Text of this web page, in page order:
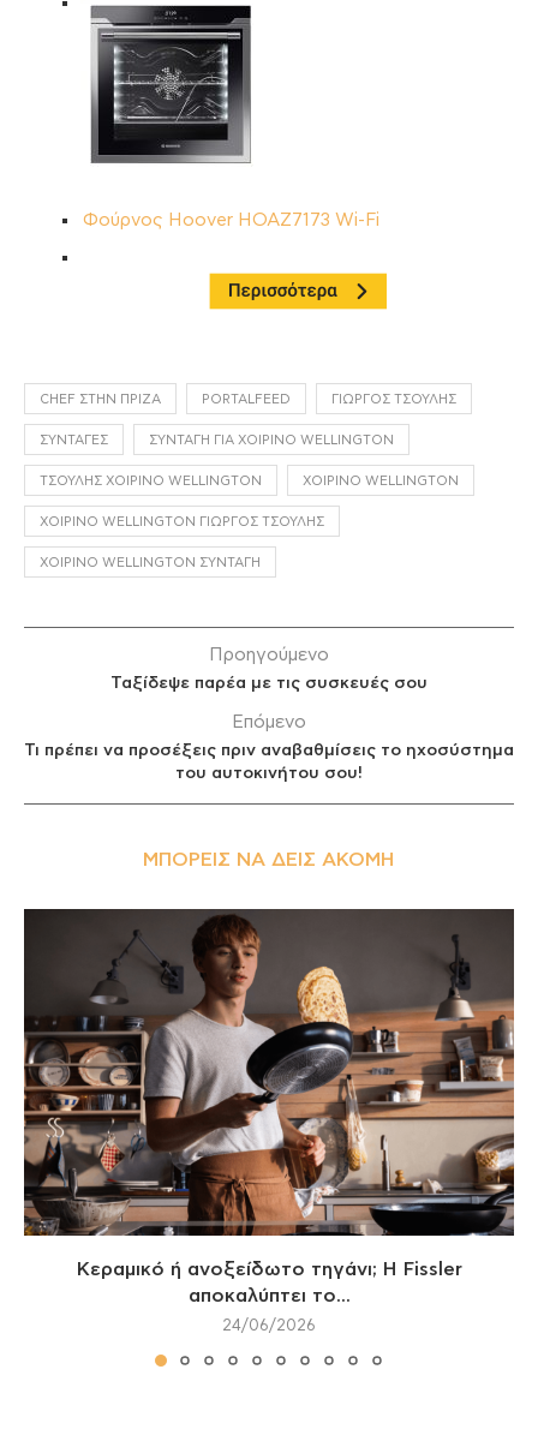
Φούρνος Hoover HOAZ7173 Wi-Fi
CHEF ΣΤΗΝ ΠΡΊΖΑ PORTALFEED ΓΙΏΡΓΟΣ ΤΣΟΎΛΗΣ
ΣΥΝΤΑΓΈΣ ΣΥΝΤΑΓΉ ΓΙΑ ΧΟΙΡΙΝΌ WELLINGTON
ΤΣΟΎΛΗΣ ΧΟΙΡΙΝΌ WELLINGTON ΧΟΙΡΙΝΌ WELLINGTON
ΧΟΙΡΙΝΌ WELLINGTON ΓΙΏΡΓΟΣ ΤΣΟΎΛΗΣ
ΧΟΙΡΙΝΌ WELLINGTON ΣΥΝΤΑΓΉ
Προηγούμενο
Ταξίδεψε παρέα με τις συσκευές σου
Επόμενο
Τι πρέπει να προσέξεις πριν αναβαθμίσεις το ηχοσύστημα
του αυτοκινήτου σου!
ΜΠΟΡΕΊΣ ΝΑ ΔΕΙΣ ΑΚΌΜΗ
Κεραμικό ή ανοξείδωτο τηγάνι; Η Fissler
αποκαλύπτει το...
24/06/2026